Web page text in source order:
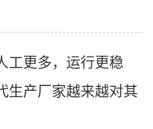
工更多，运行更稳
生产厂家越来越对其